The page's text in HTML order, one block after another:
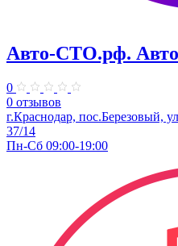
Авто-СТО.рф.
0
0 отзывов
г.Краснодар, пос.Березовый,
37/14
Пн-Сб 09:00-19:00